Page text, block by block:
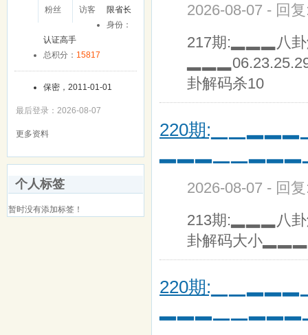
粉丝
访客
限省长
身份：
认证高手
总积分： 15817
保密，2011-01-01
最后登录：2026-08-07
更多资料
个人标签
暂时没有添加标签！
2026-08-07 - 回
217期:▂▂▂八卦
卦解码杀10
220期
▂▂▂▁▁▂▂▂▁▁
2026-08-07 - 回
213期:▂▂▂八
卦解码大小
220期
▂▂▂▁▁▂▂▂▁▁